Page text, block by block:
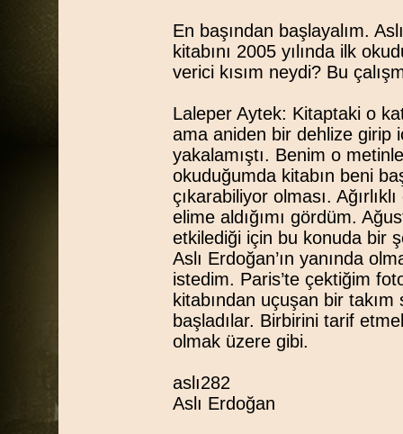
En başından başlayalım.
kitabını 2005 yılında ilk
verici kısım neydi? Bu
Laleper Aytek: Kitaptaki o
ama aniden bir dehlize girip
yakalamıştı. Benim o
okuduğumda kitabın beni
çıkarabiliyor olması.
elime aldığımı gördüm.
etkilediği için bu konuda bir
Aslı Erdoğan’ın yanında
istedim. Paris’te çektiğim
kitabından uçuşan bir
başladılar. Birbirini tarif
olmak üzere gibi.
aslı282
Aslı Erdoğan